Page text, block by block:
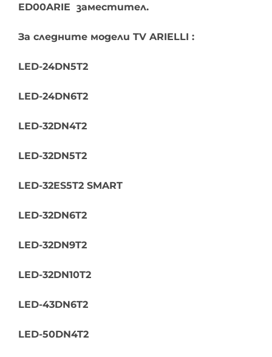
ED00ARIE заместител.
За следните модели TV ARIELLI :
LED-24DN5T2
LED-24DN6T2
LED-32DN4T2
LED-32DN5T2
LED-32ES5T2 SMART
LED-32DN6T2
LED-32DN9T2
LED-32DN10T2
LED-43DN6T2
LED-50DN4T2